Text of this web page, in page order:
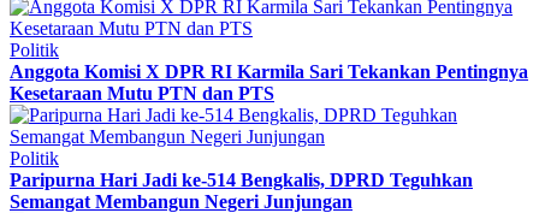
Politik
Anggota Komisi X DPR RI Karmila Sari Tekankan Pentingnya
Kesetaraan Mutu PTN dan PTS
Politik
Paripurna Hari Jadi ke-514 Bengkalis, DPRD Teguhkan
Semangat Membangun Negeri Junjungan